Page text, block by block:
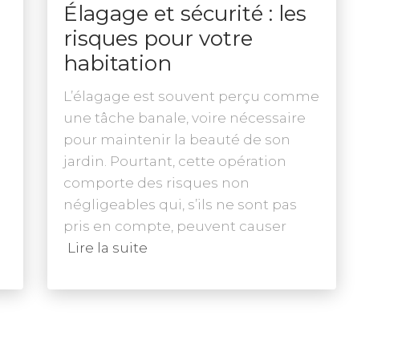
Élagage et sécurité : les
risques pour votre
habitation
L’élagage est souvent perçu comme
une tâche banale, voire nécessaire
pour maintenir la beauté de son
jardin. Pourtant, cette opération
comporte des risques non
négligeables qui, s’ils ne sont pas
pris en compte, peuvent causer
Lire la suite